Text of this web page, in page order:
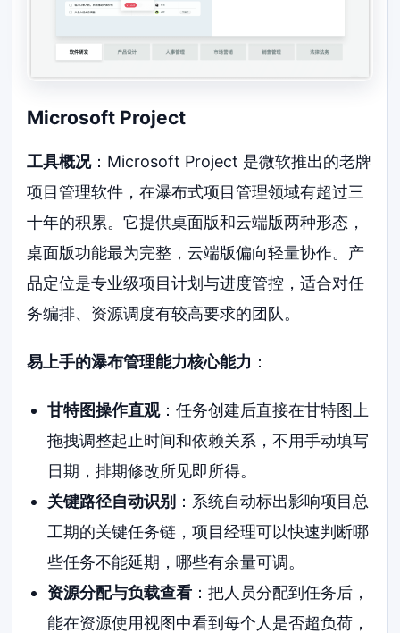
Microsoft Project
工具概况：Microsoft Project 是微软推出的老牌
项目管理软件，在瀑布式项目管理领域有超过三
十年的积累。它提供桌面版和云端版两种形态，
桌面版功能最为完整，云端版偏向轻量协作。产
品定位是专业级项目计划与进度管控，适合对任
务编排、资源调度有较高要求的团队。
易上手的瀑布管理能力核心能力 ：
甘特图操作直观：任务创建后直接在甘特图上
拖拽调整起止时间和依赖关系，不用手动填写
日期，排期修改所见即所得。
关键路径自动识别 ：系统自动标出影响项目总
工期的关键任务链，项目经理可以快速判断哪
些任务不能延期，哪些有余量可调。
资源分配与负载查看：把人员分配到任务后，
能在资源使用视图中看到每个人是否超负荷，